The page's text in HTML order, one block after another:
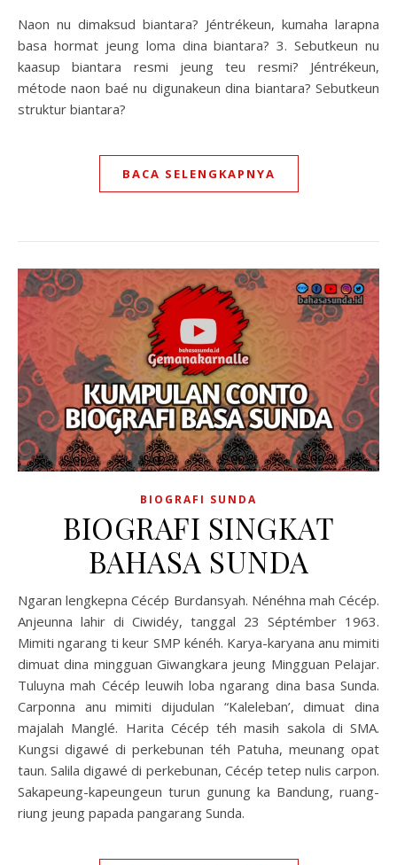
Naon nu dimaksud biantara? Jéntrékeun, kumaha larapna
basa hormat jeung loma dina biantara? 3. Sebutkeun nu
kaasup biantara resmi jeung teu resmi? Jéntrékeun,
métode naon baé nu digunakeun dina biantara? Sebutkeun
struktur biantara?
BACA SELENGKAPNYA
BIOGRAFI SUNDA
BIOGRAFI SINGKAT
BAHASA SUNDA
Ngaran lengkepna Cécép Burdansyah. Nénéhna mah Cécép.
Anjeunna lahir di Ciwidéy, tanggal 23 Séptémber 1963.
Mimiti ngarang ti keur SMP kénéh. Karya-karyana anu mimiti
dimuat dina mingguan Giwangkara jeung Mingguan Pelajar.
Tuluyna mah Cécép leuwih loba ngarang dina basa Sunda.
Carponna anu mimiti dijudulan “Kaleleban’, dimuat dina
majalah Manglé. Harita Cécép téh masih sakola di SMA.
Kungsi digawé di perkebunan téh Patuha, meunang opat
taun. Salila digawé di perkebunan, Cécép tetep nulis carpon.
Sakapeung-kapeungeun turun gunung ka Bandung, ruang-
riung jeung papada pangarang Sunda.